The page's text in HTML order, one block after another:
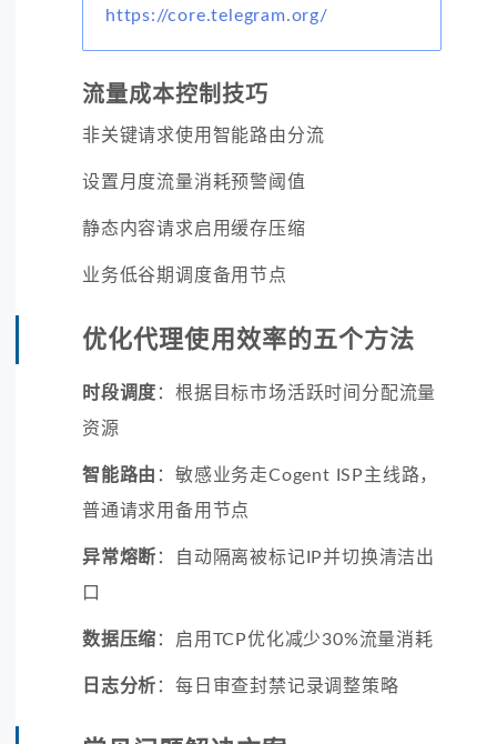
https://core.telegram.org/
流量成本控制技巧
非关键请求使用智能路由分流
设置月度流量消耗预警阈值
静态内容请求启用缓存压缩
业务低谷期调度备用节点
优化代理使用效率的五个方法
时段调度 ：根据目标市场活跃时间分配流量
资源
智能路由 ：敏感业务走Cogent ISP主线路，
普通请求用备用节点
异常熔断 ：自动隔离被标记IP并切换清洁出
口
数据压缩 ：启用TCP优化减少30%流量消耗
日志分析 ：每日审查封禁记录调整策略